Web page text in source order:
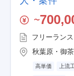
〜
フリーランス
秋葉原・御
高単価 上流